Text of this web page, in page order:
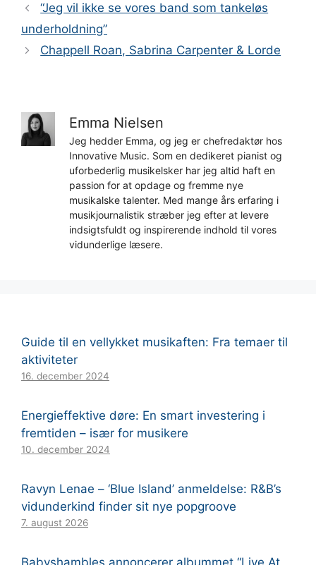
“Jeg vil ikke se vores band som tankeløs
underholdning”
Chappell Roan, Sabrina Carpenter & Lorde
Emma Nielsen
Jeg hedder Emma, og jeg er chefredaktør hos
Innovative Music. Som en dedikeret pianist og
uforbederlig musikelsker har jeg altid haft en
passion for at opdage og fremme nye
musikalske talenter. Med mange års erfaring i
musikjournalistik stræber jeg efter at levere
indsigtsfuldt og inspirerende indhold til vores
vidunderlige læsere.
Guide til en vellykket musikaften: Fra temaer til
aktiviteter
16. december 2024
Energieffektive døre: En smart investering i
fremtiden – især for musikere
10. december 2024
Ravyn Lenae – ‘Blue Island’ anmeldelse: R&B’s
vidunderkind finder sit nye popgroove
7. august 2026
Babyshambles annoncerer albummet “Live At